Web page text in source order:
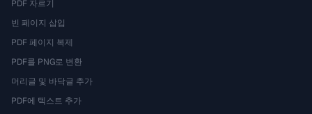
PDF 자르기
빈 페이지 삽입
PDF 페이지 복제
PDF를 PNG로 변환
머리글 및 바닥글 추가
PDF에 텍스트 추가